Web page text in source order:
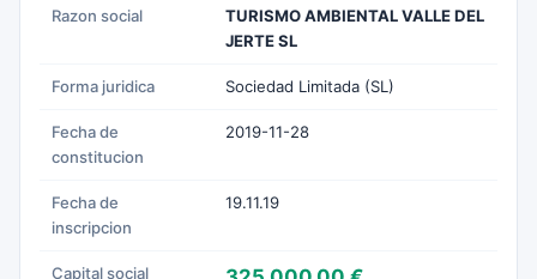
Razon social
TURISMO AMBIENTAL VALLE DEL
JERTE SL
Forma juridica Sociedad Limitada (SL)
Fecha de
constitucion
2019-11-28
Fecha de
inscripcion
19.11.19
Capital social